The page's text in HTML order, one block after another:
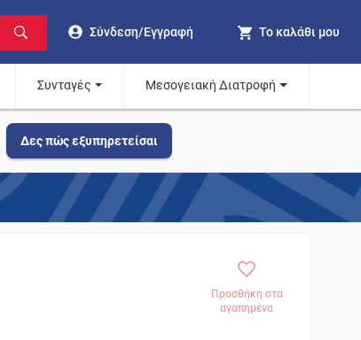
Σύνδεση/Εγγραφή Το καλάθι μου
Συνταγές Μεσογειακή Διατροφή
Δες πώς εξυπηρετείσαι
Προσθήκη στα
αγαπημένα